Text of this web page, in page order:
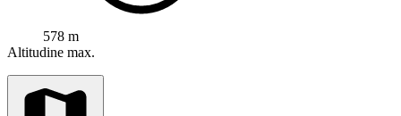
578 m
Altitudine max.